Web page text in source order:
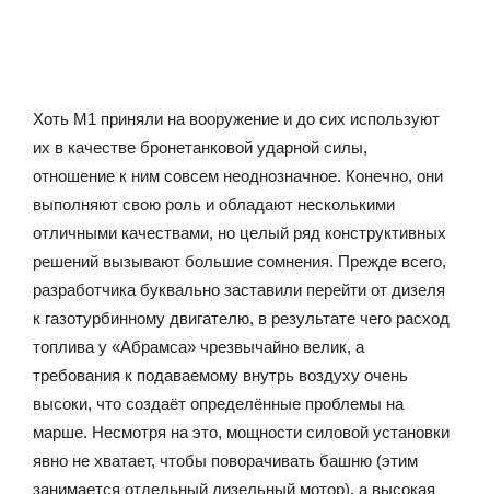
Хоть М1 приняли на вооружение и до сих используют
их в качестве бронетанковой ударной силы,
отношение к ним совсем неоднозначное. Конечно, они
выполняют свою роль и обладают несколькими
отличными качествами, но целый ряд конструктивных
решений вызывают большие сомнения. Прежде всего,
разработчика буквально заставили перейти от дизеля
к газотурбинному двигателю, в результате чего расход
топлива у «Абрамса» чрезвычайно велик, а
требования к подаваемому внутрь воздуху очень
высоки, что создаёт определённые проблемы на
марше. Несмотря на это, мощности силовой установки
явно не хватает, чтобы поворачивать башню (этим
занимается отдельный дизельный мотор), а высокая